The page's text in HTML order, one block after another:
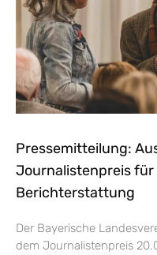
Pressemitteilung:
Journalistenpreis
Berichterstattung
Der Bayerische
dem Journalistenpreis